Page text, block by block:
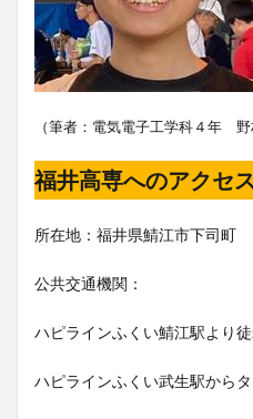
（筆者：電気電子工学科４年 野
福井高専へのアクセス
所在地：福井県鯖江市下司町
公共交通機関：
ハピラインふくい鯖江駅より
ハピラインふくい武生駅から